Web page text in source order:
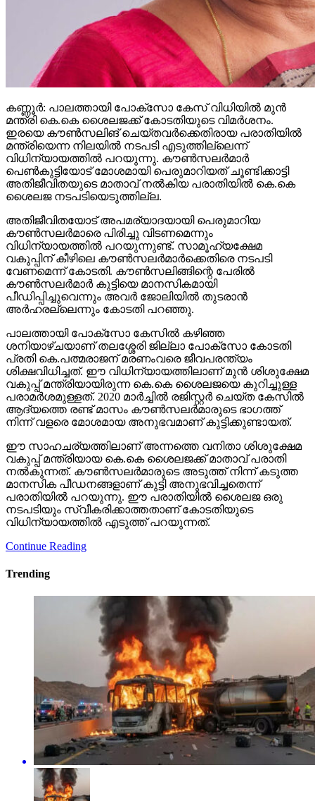
കണ്ണൂര്‍: പാലത്തായി പോക്സോ കേസ് വിധിയില്‍ മുന്‍
മന്ത്രി കെ.കെ ശൈലജക്ക് കോടതിയുടെ വിമര്‍ശനം.
ഇരയെ കൗണ്‍സലിങ് ചെയ്തവര്‍ക്കെതിരായ പരാതിയില്‍
മന്ത്രിയെന്ന നിലയില്‍ നടപടി എടുത്തില്ലെന്ന്
വിധിന്യായത്തില്‍ പറയുന്നു. കൗണ്‍സലര്‍മാര്‍
പെണ്‍കുട്ടിയോട് മോശമായി പെരുമാറിയത് ചൂണ്ടിക്കാട്ടി
അതിജീവിതയുടെ മാതാവ് നല്‍കിയ പരാതിയില്‍ കെ.കെ
ശൈലജ നടപടിയെടുത്തില്ല.
അതിജീവിതയോട് അപമര്യാദയായി പെരുമാറിയ
കൗണ്‍സലര്‍മാരെ പിരിച്ചു വിടണമെന്നും
വിധിന്യായത്തില്‍ പറയുന്നുണ്ട്. സാമൂഹ്യക്ഷേമ
വകുപ്പിന് കീഴിലെ കൗണ്‍സലര്‍മാര്‍ക്കെതിരെ നടപടി
വേണമെന്ന് കോടതി. കൗണ്‍സലിങ്ങിന്റെ പേരില്‍
കൗണ്‍സലര്‍മാര്‍ കുട്ടിയെ മാനസികമായി
പീഡിപ്പിച്ചുവെന്നും അവര്‍ ജോലിയില്‍ തുടരാന്‍
അര്‍ഹരല്ലെന്നും കോടതി പറഞ്ഞു.
പാലത്തായി പോക്സോ കേസില്‍ കഴിഞ്ഞ
ശനിയാഴ്ചയാണ് തലശ്ശേരി ജില്ലാ പോക്സോ കോടതി
പ്രതി കെ.പത്മരാജന് മരണംവരെ ജീവപരന്ത്യം
ശിക്ഷവിധിച്ചത്. ഈ വിധിന്യായത്തിലാണ് മുന്‍ ശിശുക്ഷേമ
വകുപ്പ് മന്ത്രിയായിരുന്ന കെ.കെ ശൈലജയെ കുറിച്ചുള്ള
പരാമര്‍ശമുള്ളത്. 2020 മാര്‍ച്ചില്‍ രജിസ്റ്റര്‍ ചെയ്ത കേസില്‍
ആദ്യത്തെ രണ്ട് മാസം കൗണ്‍സലര്‍മാരുടെ ഭാഗത്ത്
നിന്ന് വളരെ മോശമായ അനുഭവമാണ് കുട്ടിക്കുണ്ടായത്.
ഈ സാഹചര്യത്തിലാണ് അന്നത്തെ വനിതാ ശിശുക്ഷേമ
വകുപ്പ് മന്ത്രിയായ കെ.കെ ശൈലജക്ക് മാതാവ് പരാതി
നല്‍കുന്നത്. കൗണ്‍സലര്‍മാരുടെ അടുത്ത് നിന്ന് കടുത്ത
മാനസിക പീഡനങ്ങളാണ് കുട്ടി അനുഭവിച്ചതെന്ന്
പരാതിയില്‍ പറയുന്നു. ഈ പരാതിയില്‍ ശൈലജ ഒരു
നടപടിയും സ്വീകരിക്കാത്തതാണ് കോടതിയുടെ
വിധിന്യായത്തില്‍ എടുത്ത് പറയുന്നത്.
Continue Reading
Trending